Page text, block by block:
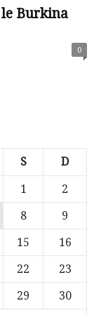
Burkina
0
S D
1
2
8
9
15
16
22
23
29
30